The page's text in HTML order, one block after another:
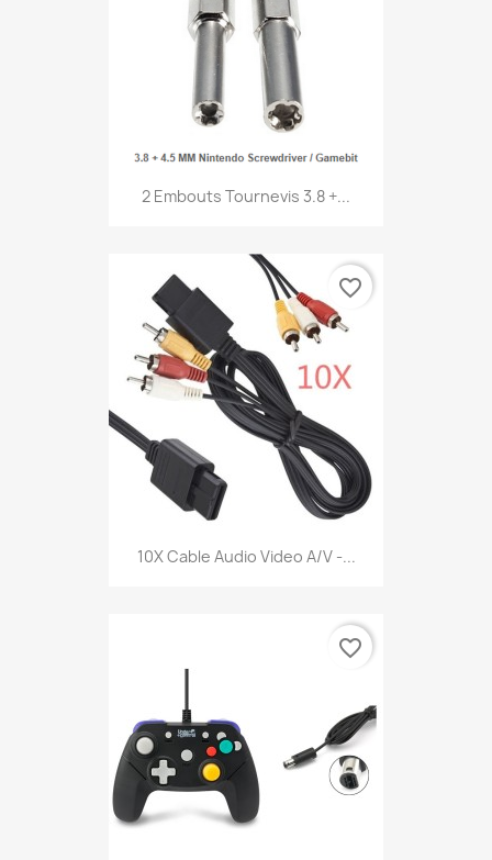
2 Embouts Tournevis 3.8 +...
10X Cable Audio Video A/V -...
favorite_border
favorite_border